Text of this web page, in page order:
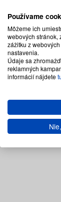
Používame
Môžeme ich
webových stránok,
zážitku z
nastavenia.
Údaje sa
reklamných
informácií nájdete